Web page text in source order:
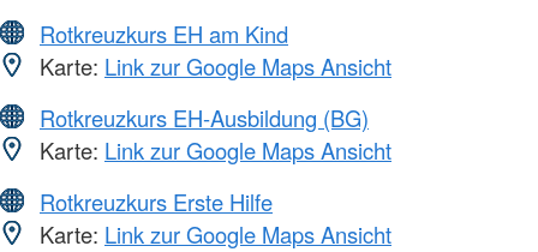
Rotkreuzkurs EH am Kind
Karte: Link zur Google Maps Ansicht
Rotkreuzkurs EH-Ausbildung (BG)
Karte: Link zur Google Maps Ansicht
Rotkreuzkurs Erste Hilfe
Karte: Link zur Google Maps Ansicht